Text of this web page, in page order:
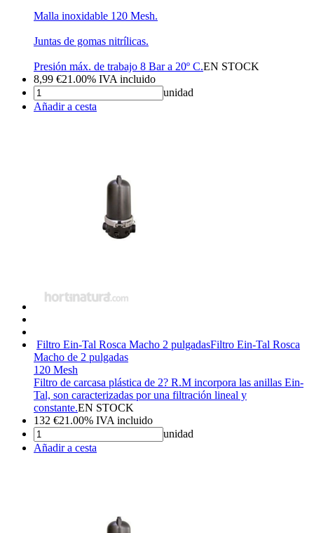
Malla inoxidable 120 Mesh.
Juntas de gomas nitrílicas.
Presión máx. de trabajo 8 Bar a 20º C.EN STOCK
8,99 €21.00% IVA incluido
unidad
Añadir a cesta
Filtro Ein-Tal Rosca Macho 2 pulgadasFiltro Ein-Tal Rosca
Macho de 2 pulgadas
120 Mesh
Filtro de carcasa plástica de 2? R.M incorpora las anillas Ein-
Tal, son caracterizadas por una filtración lineal y
constante.EN STOCK
132 €21.00% IVA incluido
unidad
Añadir a cesta